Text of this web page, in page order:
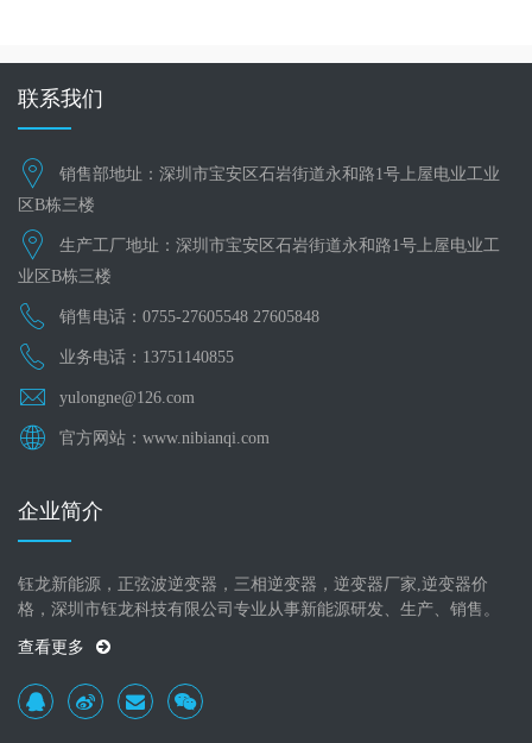
联系我们
销售部地址：深圳市宝安区石岩街道永和路1号上屋电业工业
区B栋三楼
生产工厂地址：深圳市宝安区石岩街道永和路1号上屋电业工
业区B栋三楼
销售电话：0755-27605548 27605848
业务电话：13751140855
yulongne@126.com
官方网站：www.nibianqi.com
企业简介
钰龙新能源，正弦波逆变器，三相逆变器，逆变器厂家,逆变器价
格，深圳市钰龙科技有限公司专业从事新能源研发、生产、销售。
查看更多